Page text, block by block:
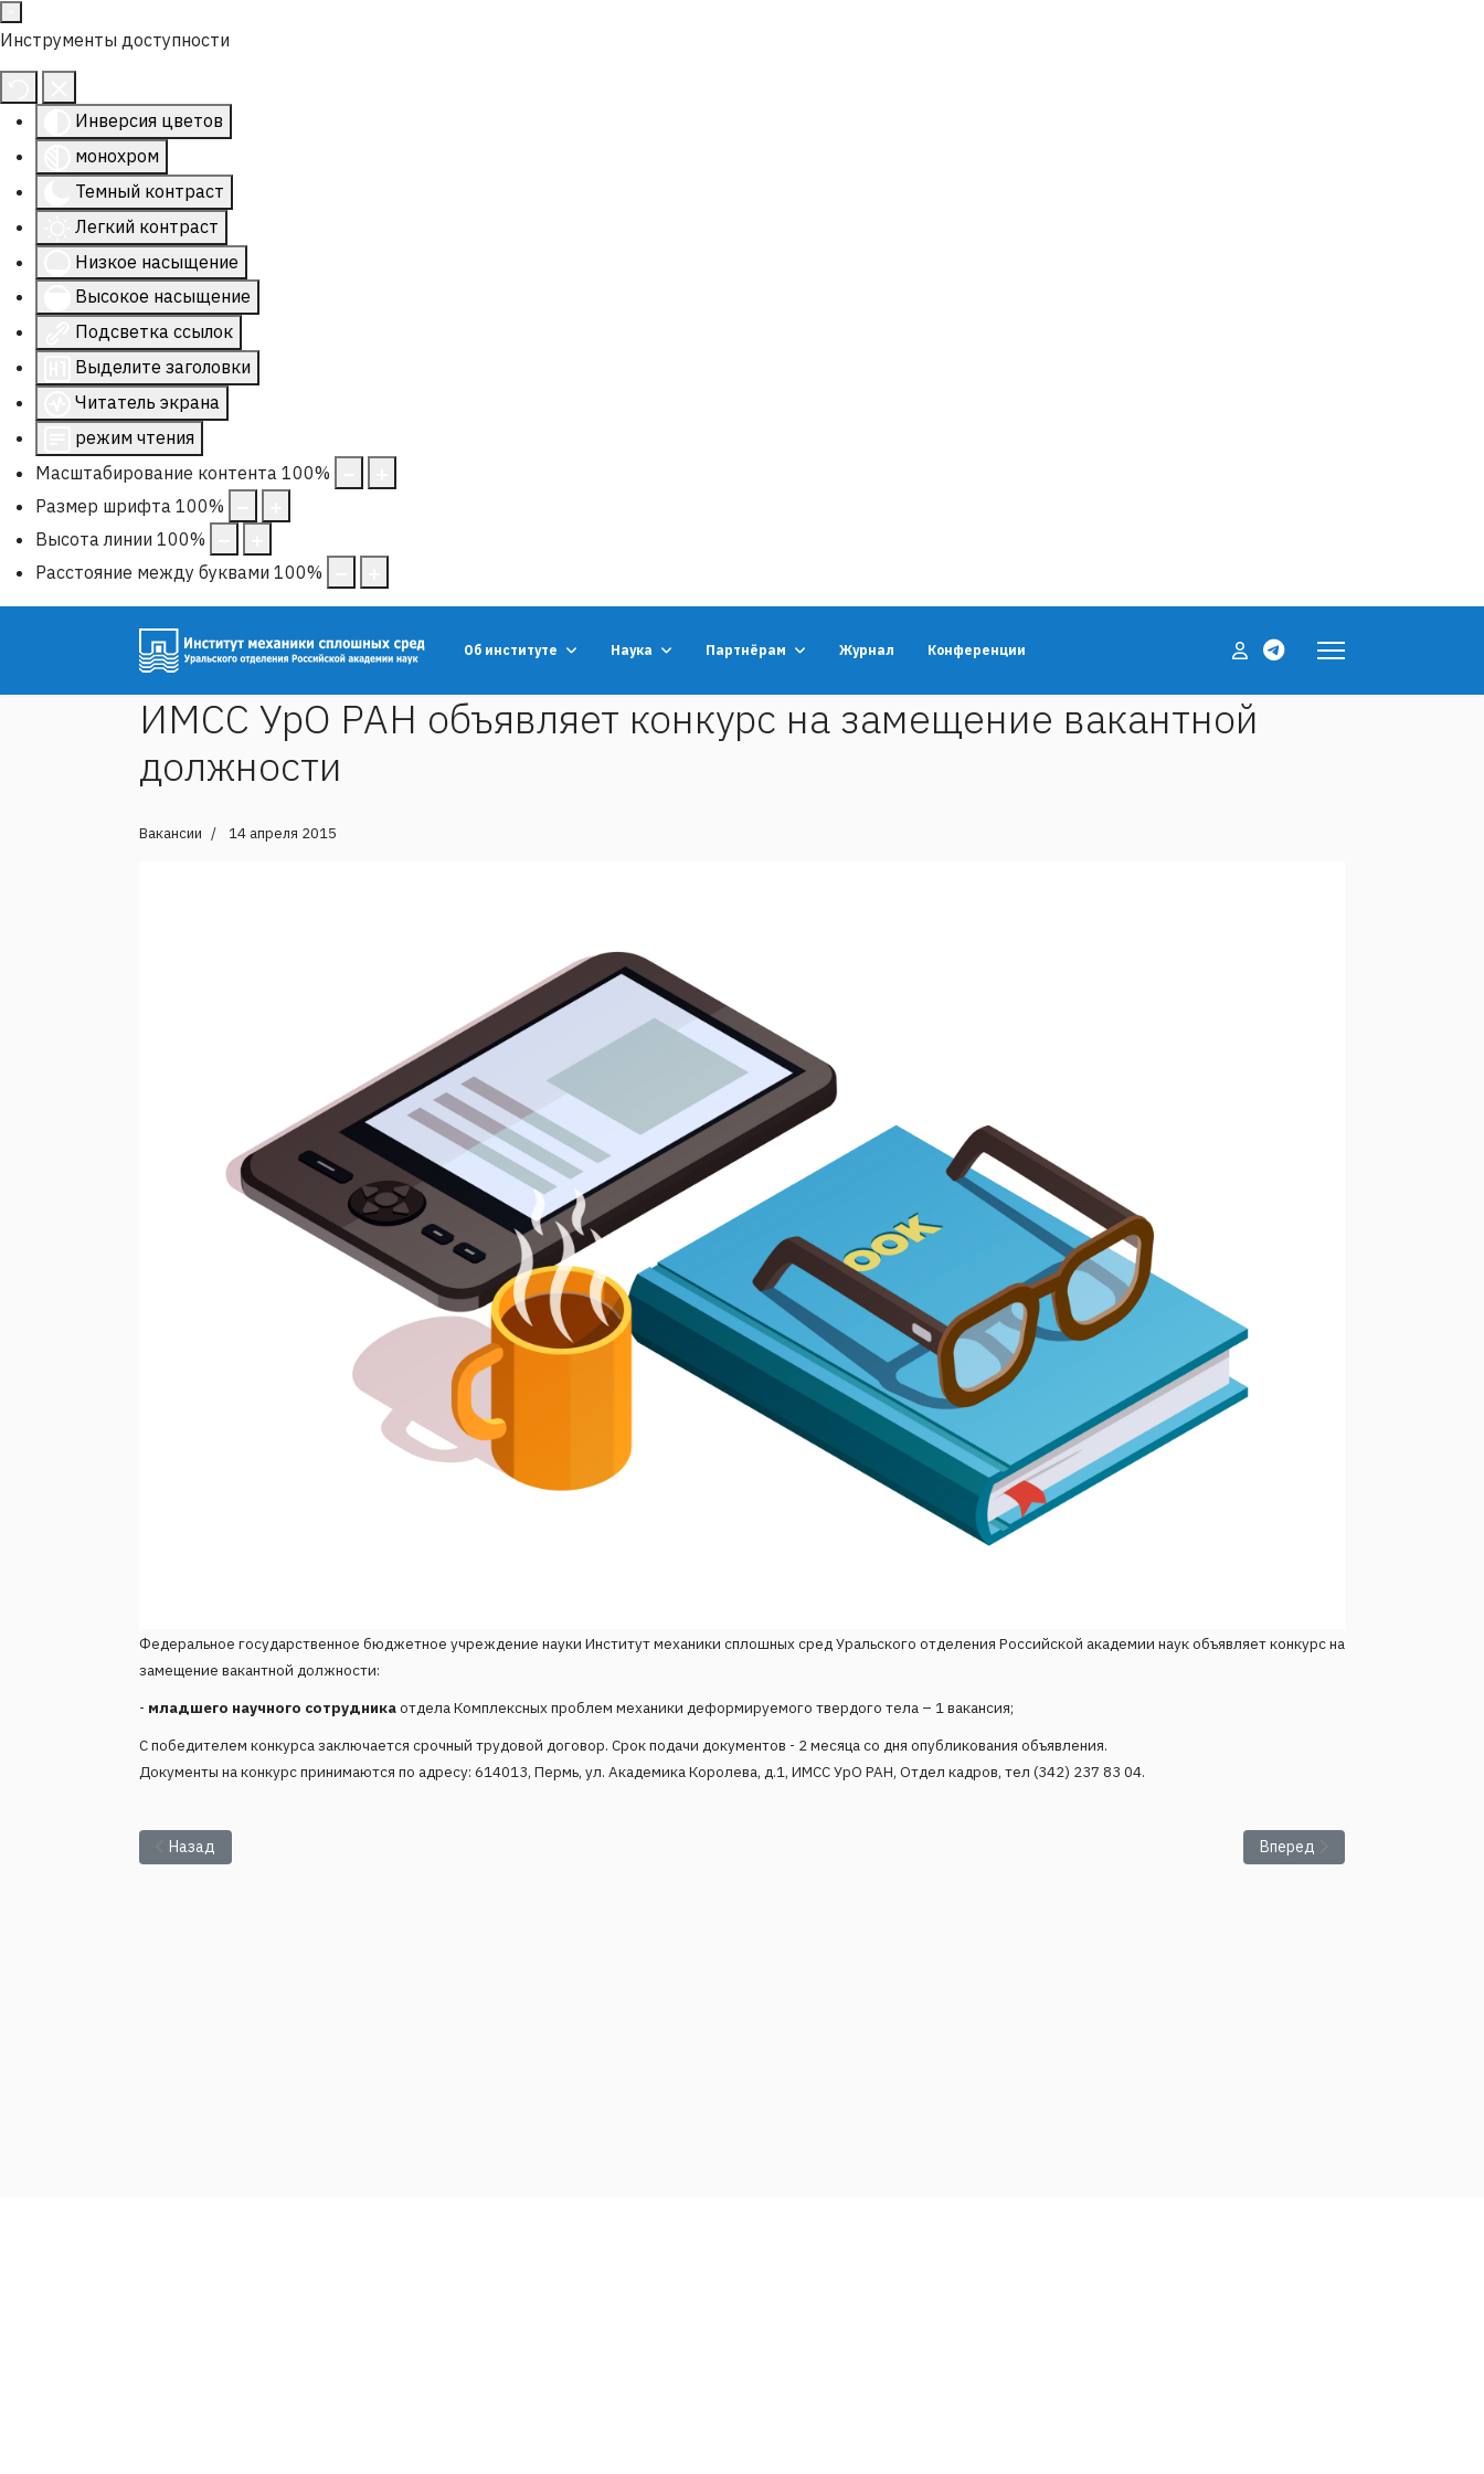
Инструменты доступности
Инверсия цветов
монохром
Темный контраст
Легкий контраст
Низкое насыщение
Высокое насыщение
Подсветка ссылок
Выделите заголовки
Читатель экрана
режим чтения
Масштабирование контента 100%
Размер шрифта 100%
Высота линии 100%
Расстояние между буквами 100%
Об институте Наука Партнёрам Журнал Конференции
ИМСС УрО РАН объявляет конкурс на замещение вакантной
должности
Вакансии 14 апреля 2015
Федеральное государственное бюджетное учреждение науки Институт механики сплошных сред Уральского отделения Российской академии наук объявляет конкурс на
замещение вакантной должности:
- младшего научного сотрудникаотдела Комплексных проблем механики деформируемого твердого тела – 1 вакансия;
C победителем конкурса заключается срочный трудовой договор. Срок подачи документов - 2 месяца со дня опубликования объявления.
Документы на конкурс принимаются по адресу: 614013, Пермь, ул. Академика Королева, д.1, ИМСС УрО РАН, Отдел кадров, тел (342) 237 83 04.
Предыдущий: ИМСС УрО РАН объявляет конкурс на замещение вакантной должности
Назад Следующий: ИМСС УрО РАН
Вперед